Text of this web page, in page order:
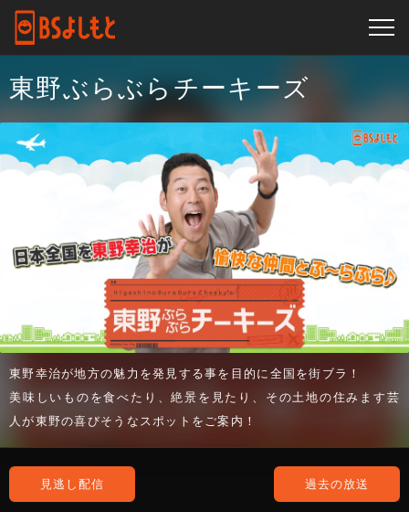
東野ぶらぶらチーキーズ
東野幸治が地方の魅力を発見する事を目的に全国を街ブラ！
美味しいものを食べたり、絶景を見たり、その土地の住みます芸
人が東野の喜びそうなスポットをご案内！
見逃し配信 過去の放送